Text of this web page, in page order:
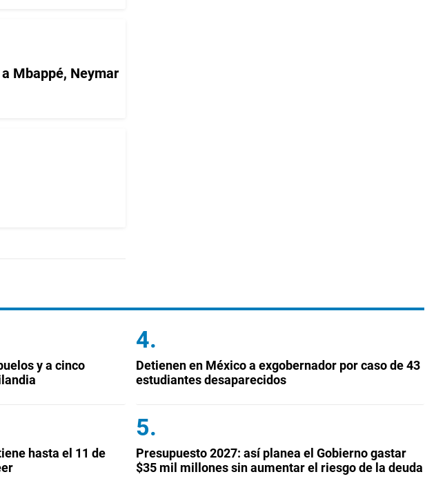
Mbappé, Neymar
y a cinco
hasta el 11 de
Detienen en México a exgobernador por caso de 43
estudiantes desaparecidos
Presupuesto 2027: así planea el Gobierno gastar
$35 mil millones sin aumentar el riesgo de la deuda